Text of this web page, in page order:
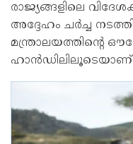
രാജ്യങ്ങളിലെ
അദ്ദേഹം ചർച്ച
മന്ത്രാലയത്തിന്റെ
ഹാൻഡിലിലൂടെയാണ്